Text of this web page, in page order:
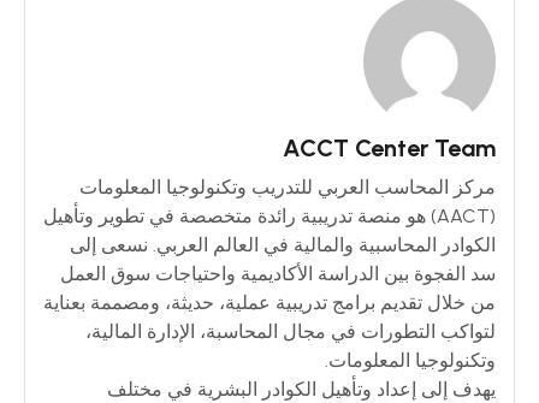
ACCT Center Team
مركز المحاسب العربي للتدريب وتكنولوجيا المعلومات
(AACT) هو منصة تدريبية رائدة متخصصة في تطوير وتأهيل
الكوادر المحاسبية والمالية في العالم العربي. نسعى إلى
سد الفجوة بين الدراسة الأكاديمية واحتياجات سوق العمل
من خلال تقديم برامج تدريبية عملية، حديثة، ومصممة بعناية
لتواكب التطورات في مجال المحاسبة، الإدارة المالية،
وتكنولوجيا المعلومات.
يهدف إلى إعداد وتأهيل الكوادر البشرية في مختلف